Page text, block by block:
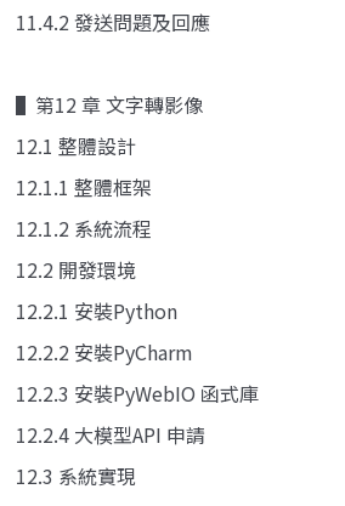
11.4.2 發送問題及回應
▌第12 章 文字轉影像
12.1 整體設計
12.1.1 整體框架
12.1.2 系統流程
12.2 開發環境
12.2.1 安裝Python
12.2.2 安裝PyCharm
12.2.3 安裝PyWebIO 函式庫
12.2.4 大模型API 申請
12.3 系統實現